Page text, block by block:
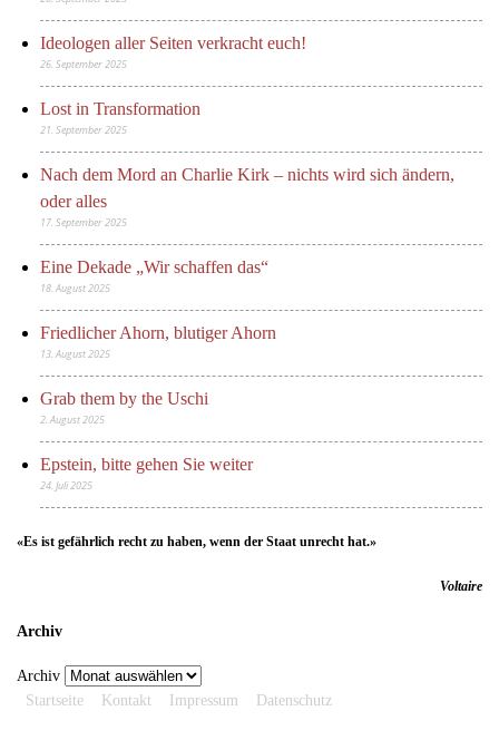
Ideologen aller Seiten verkracht euch!
26. September 2025
Lost in Transformation
21. September 2025
Nach dem Mord an Charlie Kirk – nichts wird sich ändern,
oder alles
17. September 2025
Eine Dekade „Wir schaffen das“
18. August 2025
Friedlicher Ahorn, blutiger Ahorn
13. August 2025
Grab them by the Uschi
2. August 2025
Epstein, bitte gehen Sie weiter
24. Juli 2025
«Es ist gefährlich recht zu haben, wenn der Staat unrecht hat.»
Voltaire
Archiv
Archiv
Startseite
Kontakt Impressum Datenschutz